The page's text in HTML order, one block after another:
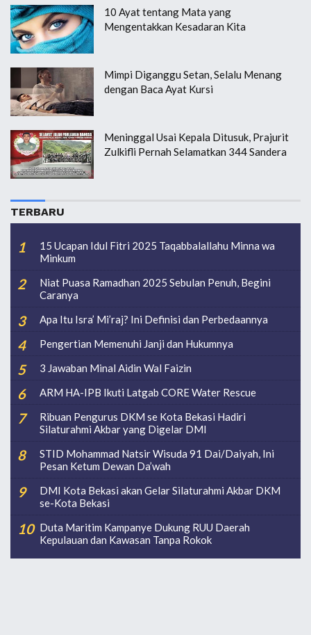
10 Ayat tentang Mata yang
Mengentakkan Kesadaran Kita
Mimpi Diganggu Setan, Selalu Menang
dengan Baca Ayat Kursi
Meninggal Usai Kepala Ditusuk, Prajurit
Zulkifli Pernah Selamatkan 344 Sandera
TERBARU
15 Ucapan Idul Fitri 2025 Taqabbalallahu Minna wa
Minkum
Niat Puasa Ramadhan 2025 Sebulan Penuh, Begini
Caranya
Apa Itu Isra’ Mi’raj? Ini Definisi dan Perbedaannya
Pengertian Memenuhi Janji dan Hukumnya
3 Jawaban Minal Aidin Wal Faizin
ARM HA-IPB Ikuti Latgab CORE Water Rescue
Ribuan Pengurus DKM se Kota Bekasi Hadiri
Silaturahmi Akbar yang Digelar DMI
STID Mohammad Natsir Wisuda 91 Dai/Daiyah, Ini
Pesan Ketum Dewan Da’wah
DMI Kota Bekasi akan Gelar Silaturahmi Akbar DKM
se-Kota Bekasi
Duta Maritim Kampanye Dukung RUU Daerah
Kepulauan dan Kawasan Tanpa Rokok